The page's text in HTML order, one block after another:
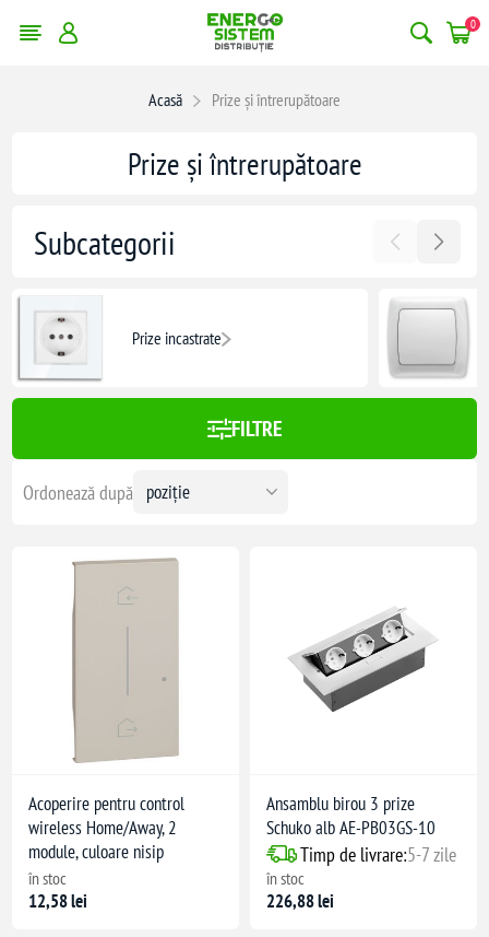
0
Acasă Prize și întrerupătoare
filtrele
Prize și întrerupătoare
Subcategorii
Prize incastrate
FILTRE
Ordonează după
Acoperire pentru control
wireless Home/Away, 2
module, culoare nisip
în stoc
12,58 lei
Ansamblu birou 3 prize
Schuko alb AE-PB03GS-10
Timp de livrare:5-7 zile
în stoc
226,88 lei